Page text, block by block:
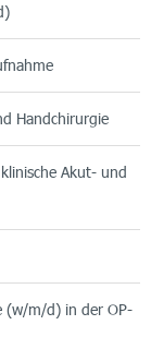
Handchirurgie
Akut- und
(w/m/d) in der OP-